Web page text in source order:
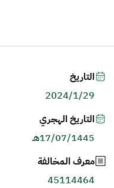
التاريخ
2024/1/29
التاريخ الهجري
17/07/1445هـ
معرف المخالفة
45114464